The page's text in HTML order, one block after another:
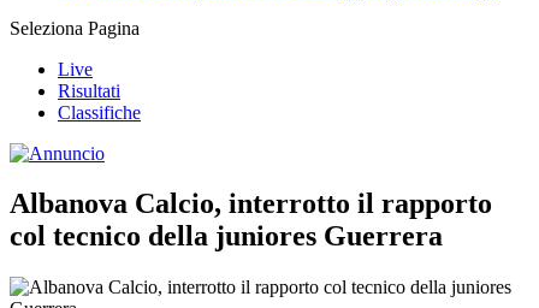
Seleziona Pagina
Live
Risultati
Classifiche
Albanova Calcio, interrotto il rapporto
col tecnico della juniores Guerrera